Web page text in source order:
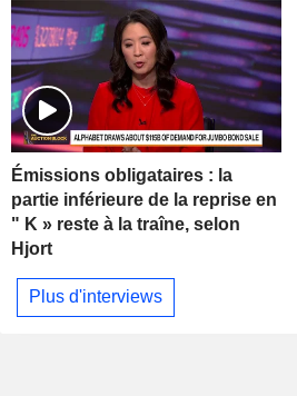
Émissions obligataires : la
partie inférieure de la reprise en
" K » reste à la traîne, selon
Hjort
Plus d'interviews